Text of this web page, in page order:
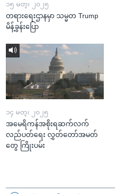
၁၅ မတ္၊ ၂၀၂၅
တရားရေးဌာနမှာ သမ္မတ Trump
မိန့်ခွန်းပြော
၁၄ မတ္၊ ၂၀၂၅
အမေရိကန်အစိုးရဆက်လက်
လည်ပတ်ရေး လွှတ်တော်အမတ်
တွေ ကြိုးပမ်း